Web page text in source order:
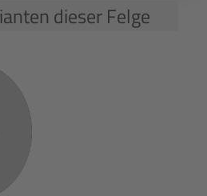
dieser Felge